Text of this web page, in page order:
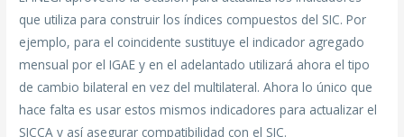
que utiliza para construir los índices compuestos del SIC. Por
ejemplo, para el coincidente sustituye el indicador agregado
mensual por el IGAE y en el adelantado utilizará ahora el tipo
de cambio bilateral en vez del multilateral. Ahora lo único que
hace falta es usar estos mismos indicadores para actualizar el
SICCA y así asegurar compatibilidad con el SIC.